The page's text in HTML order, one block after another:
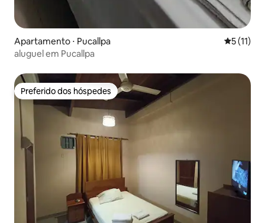
Apartamento ⋅ Pucallpa 5 de uma
5 (11)
aluguel em Pucallpa
Preferido dos hóspedes
Preferido dos hóspedes